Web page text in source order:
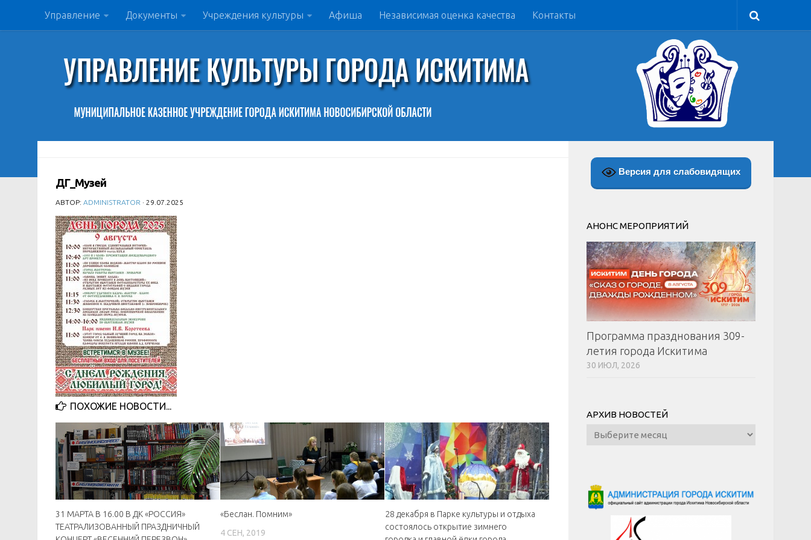
Управление Документы Учреждения культуры Афиша Независимая оценка качества Контакты
ДГ_Музей
АВТОР: ADMINISTRATOR · 29.07.2025
ПОХОЖИЕ НОВОСТИ...
31 МАРТА В 16.00 В ДК «РОССИЯ»
ТЕАТРАЛИЗОВАННЫЙ ПРАЗДНИЧНЫЙ
«Беслан. Помним»
4 СЕН, 2019
28 декабря в Парке культуры и отдыха
состоялось открытие зимнего
Версия для слабовидящих
АНОНС МЕРОПРИЯТИЙ
Программа празднования 309-
летия города Искитима
30 ИЮЛ, 2026
АРХИВ НОВОСТЕЙ
Архив
новостей